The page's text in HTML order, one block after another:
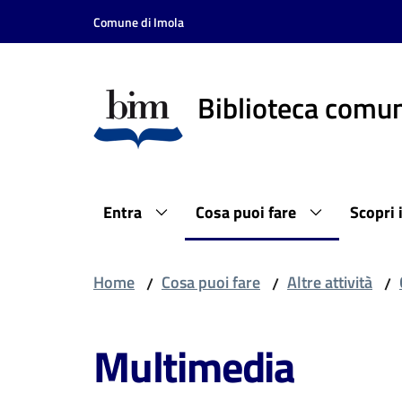
Vai al contenuto
Vai alla navigazione
Comune di Imola
Biblioteca
Entra Cosa puoi fare Scopri
Home / Cosa puoi fare / Altre attività /
Multimedia